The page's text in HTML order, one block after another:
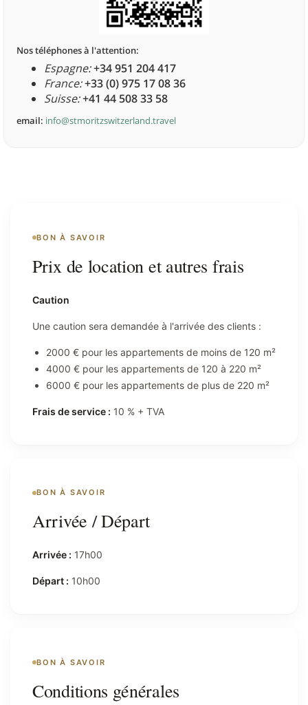
Nos téléphones à l'attention:
Espagne:+34 951 204 417
France:+33 (0) 975 17 08 36
Suisse:+41 44 508 33 58
email: info@stmoritzswitzerland.travel
BON À SAVOIR
Prix de location et autres frais
Caution
Une caution sera demandée à l'arrivée des clients :
2000 € pour les appartements de moins de 120 m²
4000 € pour les appartements de 120 à 220 m²
6000 € pour les appartements de plus de 220 m²
Frais de service : 10 % + TVA
BON À SAVOIR
Arrivée / Départ
Arrivée : 17h00
Départ : 10h00
BON À SAVOIR
Conditions générales